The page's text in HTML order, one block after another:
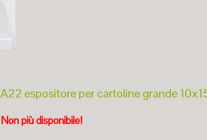
A22 espositore per cartoline grande
Non più disponibile!